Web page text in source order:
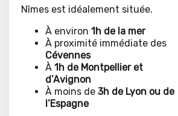
Nîmes est idéalement située.
À environ 1h de la mer
À proximité immédiate des
Cévennes
À 1h de Montpellier et
d’Avignon
À moins de 3h de Lyon ou de
l’Espagne